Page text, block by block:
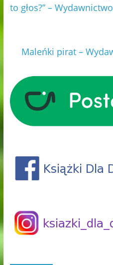
to głos?” –
Maleńki pirat –